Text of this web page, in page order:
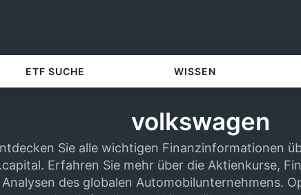
ETF SUCHE WISSEN
volkswagen
Sie alle wichtigen Finanzinformationen
Erfahren Sie mehr über die Aktienkurse,
Analysen des globalen Automobilunternehmens.